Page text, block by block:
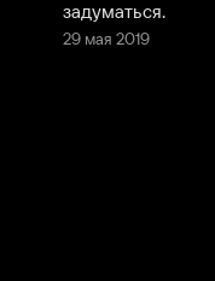
29 мая 2019
задуматься.